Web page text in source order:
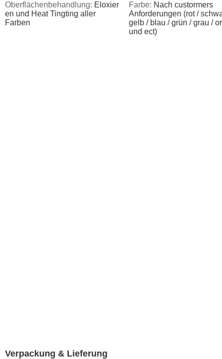
Oberflächenbehandlung: Eloxier
en und Heat Tingting aller
Farben
Farbe: Nach custormers
Anforderungen (rot /
gelb / blau / grün / grau /
und ect)
Verpackung & Lieferung